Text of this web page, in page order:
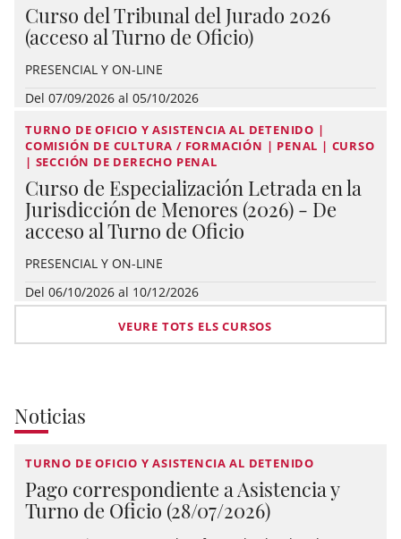
Curso del Tribunal del Jurado 2026
(acceso al Turno de Oficio)
PRESENCIAL Y ON-LINE
Del 07/09/2026 al 05/10/2026
TURNO DE OFICIO Y ASISTENCIA AL DETENIDO |
COMISIÓN DE CULTURA / FORMACIÓN | PENAL | CURSO
| SECCIÓN DE DERECHO PENAL
Curso de Especialización Letrada en la
Jurisdicción de Menores (2026) - De
acceso al Turno de Oficio
PRESENCIAL Y ON-LINE
Del 06/10/2026 al 10/12/2026
VEURE TOTS ELS CURSOS
Noticias
TURNO DE OFICIO Y ASISTENCIA AL DETENIDO
Pago correspondiente a Asistencia y
Turno de Oficio (28/07/2026)